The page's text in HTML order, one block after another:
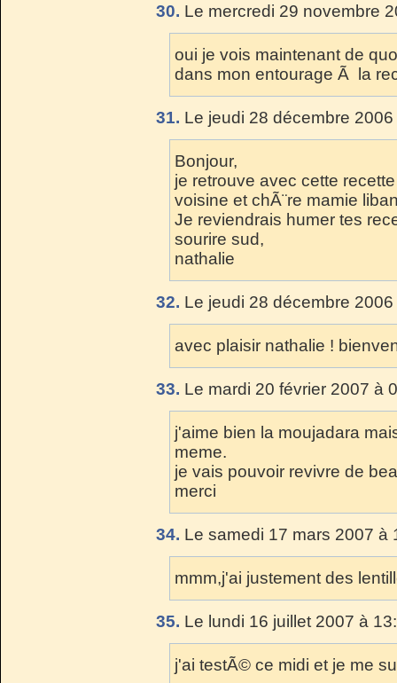
30. Le mercredi 29 novembre
oui je vois maintenant de
dans mon entourage Ã la
31. Le jeudi 28 décembre
Bonjour,
je retrouve avec cette
voisine et chÃ¨re mamie
Je reviendrais humer tes
sourire sud,
nathalie
32. Le jeudi 28 décembre
avec plaisir nathalie !
33. Le mardi 20 février 2007 à
j'aime bien la moujadara
meme.
je vais pouvoir revivre de
merci
34. Le samedi 17 mars 2007 à
mmm,j'ai justement des
35. Le lundi 16 juillet 2007 à
j'ai testÃ© ce midi et je me